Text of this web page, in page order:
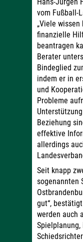
Hans-Jürgen
vom Fußball-
„Viele
finanzielle
beantragen
Berater
Bindeglied
indem er in
und
Probleme
Beziehung
effektive
allerdings
Seit knapp
sogenannten
gut“,
werden auch
Spielplanung,